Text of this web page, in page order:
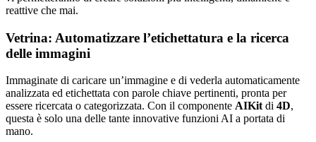
reattive che mai.
Vetrina: Automatizzare l’etichettatura e la ricerca
delle immagini
Immaginate di caricare un’immagine e di vederla automaticamente
analizzata ed etichettata con parole chiave pertinenti, pronta per
essere ricercata o categorizzata. Con il componente AIKit di 4D,
questa è solo una delle tante innovative funzioni AI a portata di
mano.